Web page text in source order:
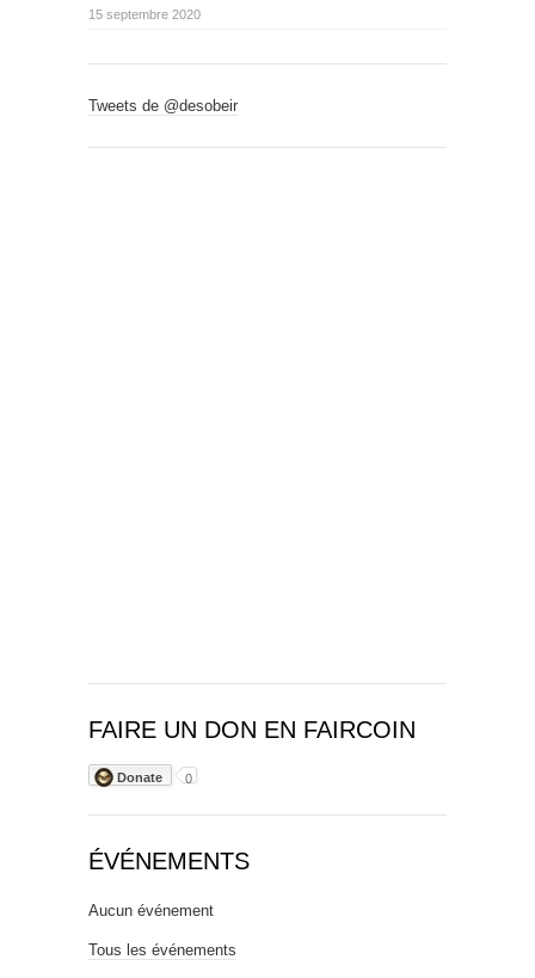
15 septembre 2020
Tweets de @desobeir
FAIRE UN DON EN FAIRCOIN
Donate 0
ÉVÉNEMENTS
Aucun événement
Tous les événements